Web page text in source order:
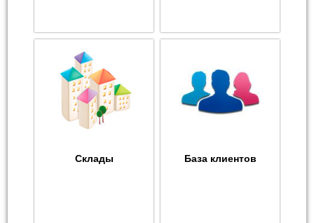
Склады База клиентов